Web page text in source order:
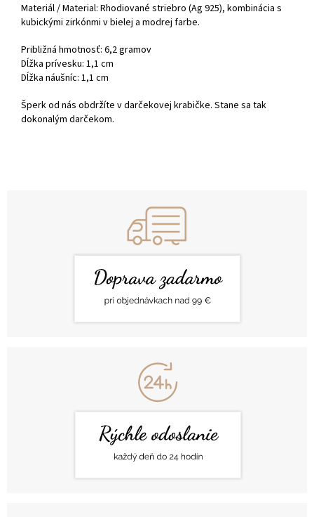
Materiál / Material: Rhodiované striebro (Ag 925), kombinácia s
kubickými zirkónmi v bielej a modrej farbe.
Približná hmotnosť: 6,2 gramov
Dĺžka prívesku: 1,1 cm
Dĺžka náušníc: 1,1 cm
Šperk od nás obdržíte v darčekovej krabičke. Stane sa tak
dokonalým darčekom.